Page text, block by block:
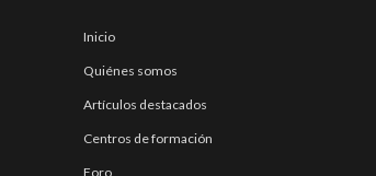
Inicio
Quiénes somos
Artículos destacados
Centros de formación
Foro